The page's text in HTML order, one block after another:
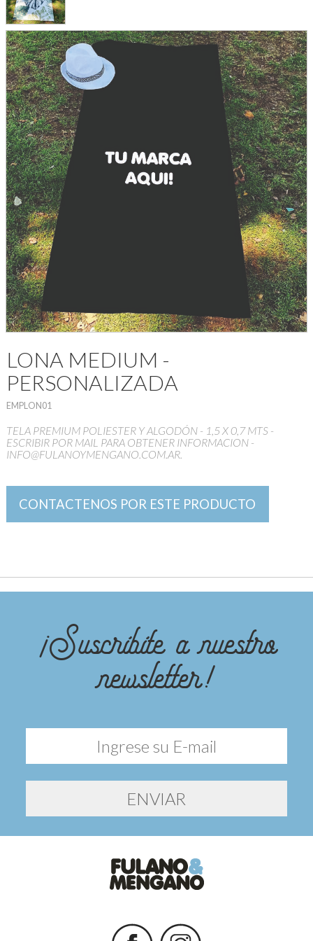
LONA MEDIUM -
PERSONALIZADA
EMPLON01
TELA PREMIUM POLIESTER Y ALGODÓN - 1,5 X 0,7 MTS -
ESCRIBIR POR MAIL PARA OBTENER INFORMACION -
INFO@FULANOYMENGANO.COM.AR.
CONTACTENOS POR ESTE PRODUCTO
¡Suscribite a nuestro
newsletter!